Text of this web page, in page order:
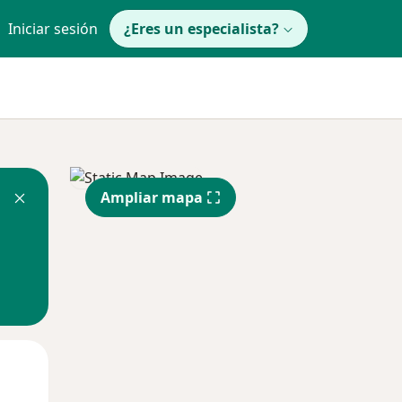
Iniciar sesión ¿Eres un especialista?
Ampliar mapa